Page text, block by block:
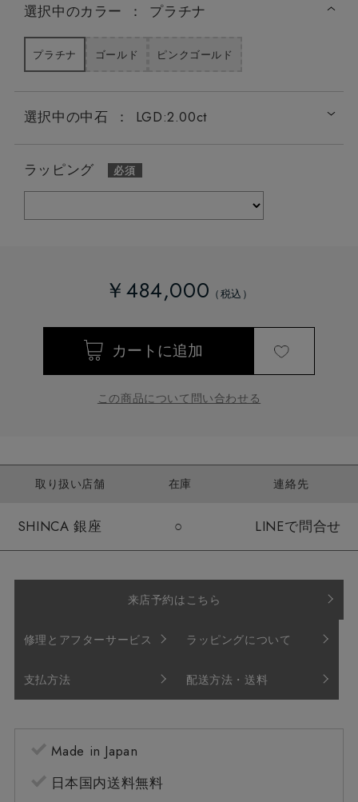
選択中のカラー ： プラチナ
プラチナ ゴールド ピンクゴールド
選択中の中石 ： LGD:2.00ct
LGD:0.50ct
ラッピング
￥484,000
この商品について問い合わせる
取り扱い店舗 在庫 連絡先
SHINCA 銀座 ○ LINEで問合せ
来店予約はこちら
修理とアフターサービス ラッピングについて
支払方法 配送方法・送料
Made in Japan
日本国内送料無料